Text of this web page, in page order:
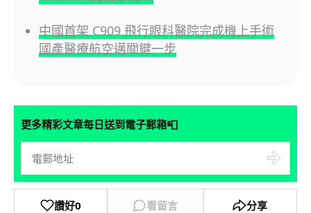
中國首架 C909 飛行眼科醫院完成機上手術
國產醫療航空邁關鍵一步
更多精彩文章每日送到電子郵箱📮
讚好0 看留言 分享